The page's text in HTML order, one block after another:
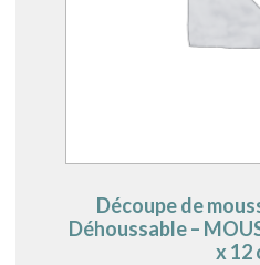
Découpe de
Déhoussable –
x 12